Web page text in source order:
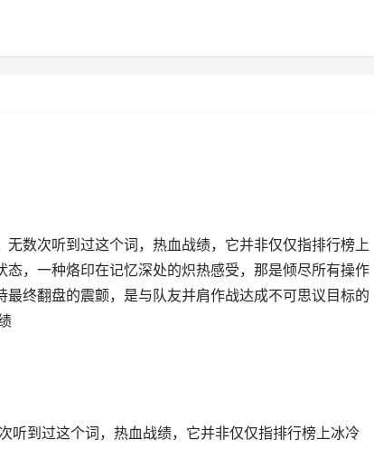
数次听到过这个词，热血战绩，它并非仅仅指排行榜上
，一种烙印在记忆深处的炽热感受，那是倾尽所有操作
终翻盘的震颤，是与队友并肩作战达成不可思议目标的
到过这个词，热血战绩，它并非仅仅指排行榜上冰冷